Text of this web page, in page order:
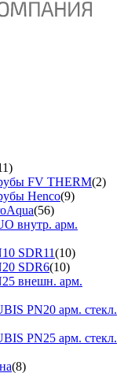
FV THERM(2)
Henco(9)
(56)
внутр. арм.
SDR11(10)
SDR6(10)
внешн. арм.
PN20 арм. стекл.
PN25 арм. стекл.
(8)